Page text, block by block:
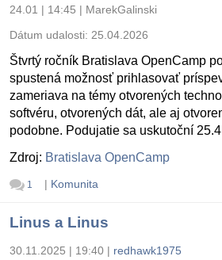
24.01 | 14:45 | MarekGalinski
Dátum udalosti: 25.04.2026
Štvrtý ročník Bratislava OpenCamp
spustená možnosť prihlasovať
zameriava na témy otvorených
softvéru, otvorených dát, ale aj
podobne. Podujatie sa uskutoční
Zdroj: Bratislava OpenCamp
1 | Komunita
Linus a Linus
30.11.2025 | 19:40 | redhawk1975